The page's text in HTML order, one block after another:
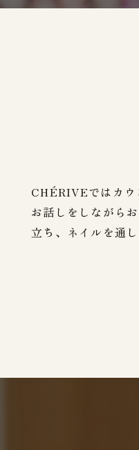
CHÉRIVEではカウ
お話しをしながら
立ち、ネイルを通